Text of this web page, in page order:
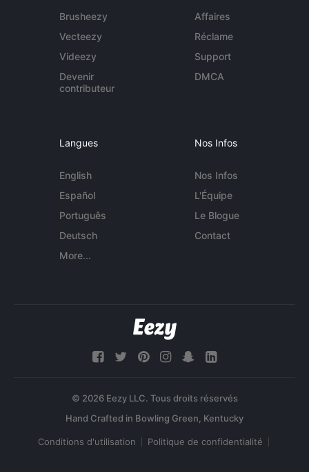
Brusheezy
Vecteezy
Videezy
Devenir
contributeur
Affaires
Réclame
Support
DMCA
Langues
English
Español
Português
Deutsch
More...
Nos Infos
Nos Infos
L'Équipe
Le Blogue
Contact
© 2026 Eezy LLC. Tous droits réservés
Conditions d'utilisation Politique de confidentialité